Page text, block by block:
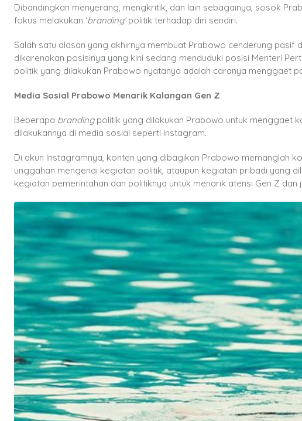
Dibandingkan menyerang, mengkritik, dan lain sebagainya, sosok
fokus melakukan ‘branding’politik terhadap diri sendiri.
Salah satu alasan yang akhirnya membuat Prabowo cenderung
dikarenakan posisinya yang kini sedang menduduki posisi Menteri
politik yang dilakukan Prabowo nyatanya adalah caranya menggaet
Media Sosial Prabowo Menarik Kalangan Gen Z
Beberapa branding politik yang dilakukan Prabowo untuk menggaet
dilakukannya di media sosial seperti Instagram.
Di akun Instagramnya, konten yang dibagikan Prabowo memanglah
unggahan mengenai kegiatan politik, ataupun kegiatan pribadi yang
kegiatan pemerintahan dan politiknya untuk menarik atensi Gen Z dan